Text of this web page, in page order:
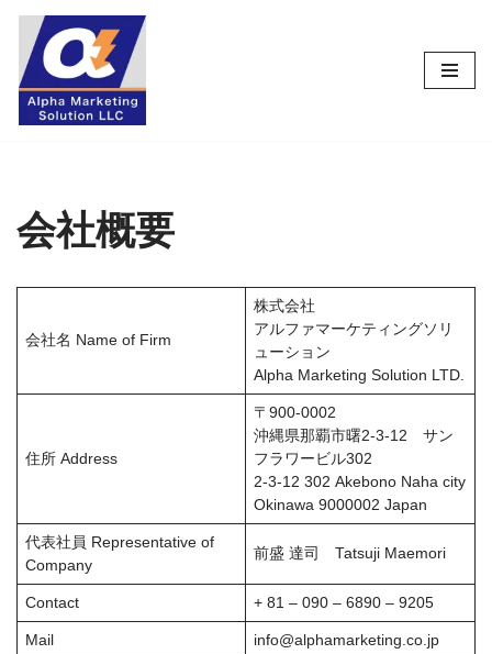
コ
ン
テ
ス
キ
会社概要
会社名 Name of Firm
株式会社
アルファマーケティングソリ
ューション
Alpha Marketing Solution LTD.
住所 Address
〒900-0002
沖縄県那覇市曙2-3-12 サン
フラワービル302
2-3-12 302 Akebono Naha city
Okinawa 9000002 Japan
代表社員 Representative of
Company
前盛 達司 Tatsuji Maemori
Contact + 81 – 090 – 6890 – 9205
Mail info@alphamarketing.co.jp